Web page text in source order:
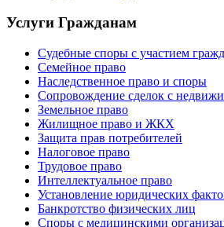
Услуги Гражданам
Судебные споры с участием
Семейное право
Наследственное право и споры
Сопровождение сделок с
Земельное право
Жилищное право и ЖКХ
Защита прав потребителей
Налоговое право
Трудовое право
Интеллектуальное право
Установление юридических
Банкротство физических лиц
Споры с медицинскими